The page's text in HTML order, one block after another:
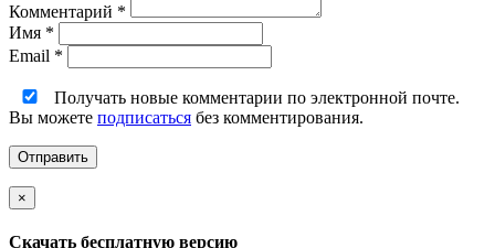
Комментарий *
Имя *
Email *
Получать новые комментарии по электронной почте.
Вы можете подписаться без комментирования.
×
Скачать бесплатную версию